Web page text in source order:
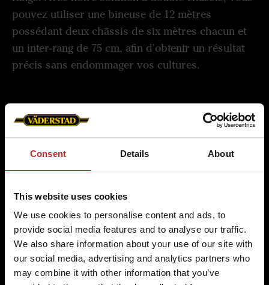
Consent Details About
This website uses cookies
We use cookies to personalise content and ads, to
provide social media features and to analyse our traffic.
We also share information about your use of our site with
our social media, advertising and analytics partners who
may combine it with other information that you’ve
pouvez utiliser une bineuse de 12 mètres
possédant deux châssis de six mètres chacun et
un inter-rang de 75 cm, afin d'obtenir un résultat
précis sans endommager vos cultures.